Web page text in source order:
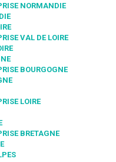
NORMANDIE
VAL DE LOIRE
BOURGOGNE
LOIRE
BRETAGNE